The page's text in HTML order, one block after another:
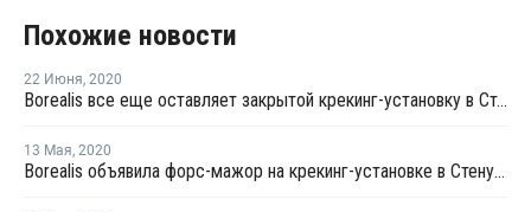
Похожие новости
22 Июня, 2020
Borealis все еще оставляет закрытой крекинг-установку в Стенунгсунде
13 Мая, 2020
Borealis объявила форс-мажор на крекинг-установке в Стенунгсунде